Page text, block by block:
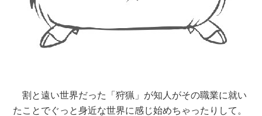
割と遠い世界だった「狩猟」が知人がその職業に就い
たことでぐっと身近な世界に感じ始めちゃったりして。